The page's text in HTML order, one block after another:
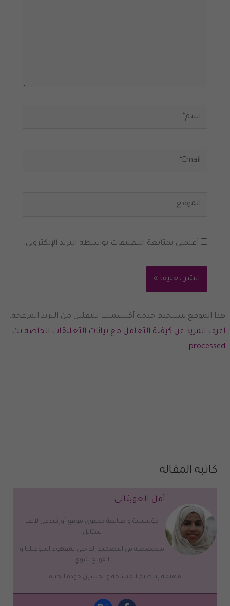
اسم*
Email*
الموقع
أعلمني بمتابعة التعليقات بواسطة البريد الإلكتروني.
هذا الموقع يستخدم خدمة أكيسميت للتقليل من البريد المزعجة.
اعرف المزيد عن كيفية التعامل مع بيانات التعليقات الخاصة بك
processed
.
كاتبة المقالة
أمل العوبثاني
مؤسسة و صانعة محتوى موقع أوركيدفل لايف
ستايل
متخصصة في التصميم الداخلي بمفهوم البيوفيليا و
الفونج شوي
مهتمة بتنظيم المساحة و تحسين جودة الحياة